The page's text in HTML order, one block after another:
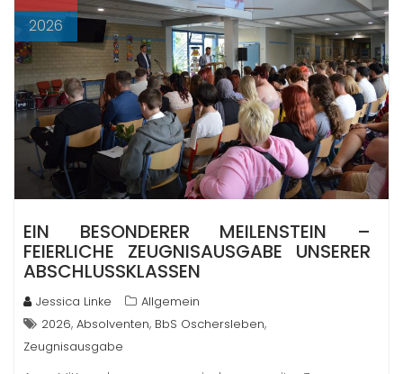
2026
EIN BESONDERER MEILENSTEIN –
FEIERLICHE ZEUGNISAUSGABE UNSERER
ABSCHLUSSKLASSEN
Jessica Linke
Allgemein
2026, Absolventen, BbS Oschersleben,
Zeugnisausgabe